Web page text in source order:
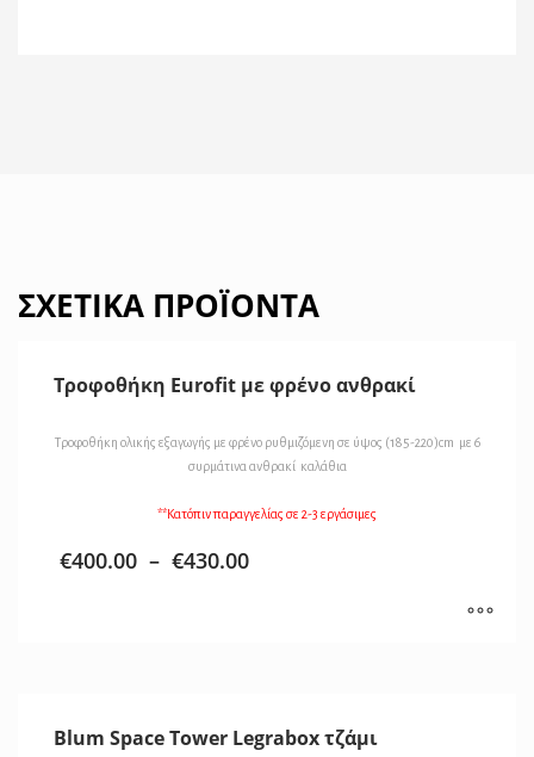
ΣΧΕΤΙΚΆ ΠΡΟΪΌΝΤΑ
Τροφοθήκη Eurofit με φρένο ανθρακί
Τροφοθήκη ολικής εξαγωγής με φρένο ρυθμιζόμενη σε ύψος (185-220)cm με 6
συρμάτινα ανθρακί καλάθια
**Κατόπιν παραγγελίας σε 2-3 εργάσιμες
€400.00 – €430.00
Blum Space Tower Legrabox τζάμι